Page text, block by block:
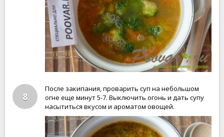
8
После закипания, проварить суп на небольшом
огне еще минут 5-7. Выключить огонь и дать супу
насытиться вкусом и ароматом овощей.